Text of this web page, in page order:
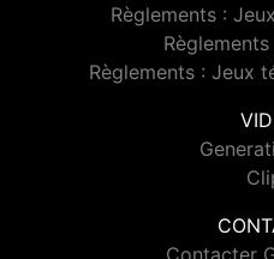
Règlements :
Règlements : Jeux